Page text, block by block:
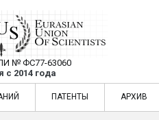
—
№ ФС77-63060
с 2014 года
научных статей в
ПАТЕНТЫ АРХИВ